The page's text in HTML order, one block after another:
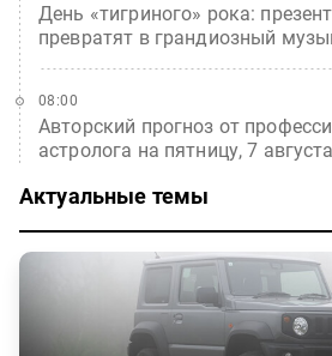
День «тигриного» рока:
превратят в грандиозный
Авторский прогноз от
астролога на пятницу, 7 августа
08:00
Актуальные темы